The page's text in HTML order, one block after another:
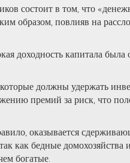
состоит в том, что
образом, повлияв на
доходность капитала
должны удержать
премий за риск, что
оказывается
так как бедные
богатые.